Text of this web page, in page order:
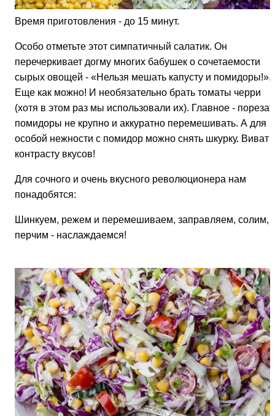
Время приготовления - до 15 минут.
Особо отметьте этот симпатичный салатик. Он
перечеркивает догму многих бабушек о сочетаемости
сырых овощей - «Нельзя мешать капусту и помидоры!».
Еще как можно! И необязательно брать томаты черри
(хотя в этом раз мы использовали их). Главное -
помидоры не крупно и аккуратно перемешивать. А для
особой нежности с помидор можно снять шкурку. Виват
контрасту вкусов!
Для сочного и очень вкусного революционера нам
понадобятся:
Шинкуем, режем и перемешиваем, заправляем, солим,
перчим - наслаждаемся!